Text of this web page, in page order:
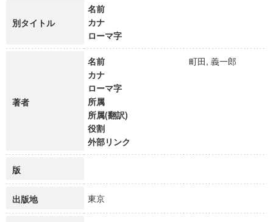
別タイトル
名前
カナ
ローマ字
著者
名前
町田, 義一郎
カナ
ローマ字
所属
所属(翻訳)
役割
外部リンク
版
出版地 東京